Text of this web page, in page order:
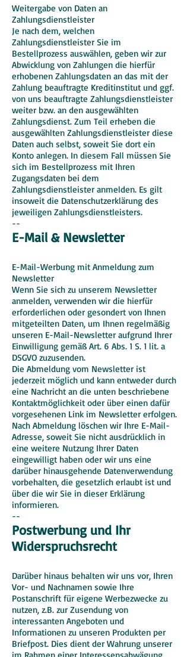
Weitergabe von Daten an
Zahlungsdienstleister
Je nach dem, welchen
Zahlungsdienstleister Sie im
Bestellprozess auswählen, geben wir zur
Abwicklung von Zahlungen die hierfür
erhobenen Zahlungsdaten an das mit der
Zahlung beauftragte Kreditinstitut und ggf.
von uns beauftragte Zahlungsdienstleister
weiter bzw. an den ausgewählten
Zahlungsdienst. Zum Teil erheben die
ausgewählten Zahlungsdienstleister diese
Daten auch selbst, soweit Sie dort ein
Konto anlegen. In diesem Fall müssen Sie
sich im Bestellprozess mit Ihren
Zugangsdaten bei dem
Zahlungsdienstleister anmelden. Es gilt
insoweit die Datenschutzerklärung des
jeweiligen Zahlungsdienstleisters.
--
E-Mail & Newsletter
E-Mail-Werbung mit Anmeldung zum
Newsletter
Wenn Sie sich zu unserem Newsletter
anmelden, verwenden wir die hierfür
erforderlichen oder gesondert von Ihnen
mitgeteilten Daten, um Ihnen regelmäßig
unseren E-Mail-Newsletter aufgrund Ihrer
Einwilligung gemäß Art. 6 Abs. 1 S. 1 lit. a
DSGVO zuzusenden.
Die Abmeldung vom Newsletter ist
jederzeit möglich und kann entweder durch
eine Nachricht an die unten beschriebene
Kontaktmöglichkeit oder über einen dafür
vorgesehenen Link im Newsletter erfolgen.
Nach Abmeldung löschen wir Ihre E-Mail-
Adresse, soweit Sie nicht ausdrücklich in
eine weitere Nutzung Ihrer Daten
eingewilligt haben oder wir uns eine
darüber hinausgehende Datenverwendung
vorbehalten, die gesetzlich erlaubt ist und
über die wir Sie in dieser Erklärung
informieren.
--
Postwerbung und Ihr
Widerspruchsrecht
Darüber hinaus behalten wir uns vor, Ihren
Vor- und Nachnamen sowie Ihre
Postanschrift für eigene Werbezwecke zu
nutzen, z.B. zur Zusendung von
interessanten Angeboten und
Informationen zu unseren Produkten per
Briefpost. Dies dient der Wahrung unserer